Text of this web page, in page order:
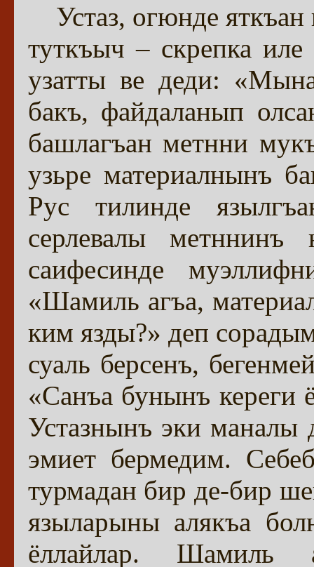
Устаз, огюнде
туткъыч – скрепка
узатты ве деди:
бакъ, файдаланып
башлагъан метнни
узьре материалнынъ
Рус тилинде
серлевалы
саифесинде
«Шамиль агъа,
ким язды?» деп
суаль берсенъ,
«Санъа бунынъ кереги
Устазнынъ эки маналы
эмиет бермедим.
турмадан бир де-бир
языларыны алякъа
ёллайлар. Шамиль